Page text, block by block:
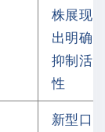
株展现
出明确
抑制活
性
新型口